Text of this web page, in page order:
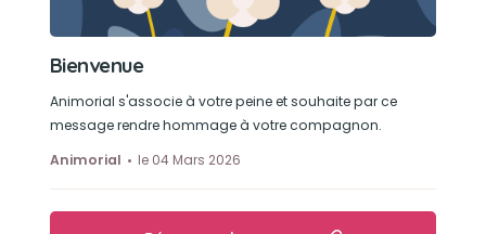
Bienvenue
Animorial s'associe à votre peine et souhaite par ce
message rendre hommage à votre compagnon.
Animorial
le 04 Mars 2026